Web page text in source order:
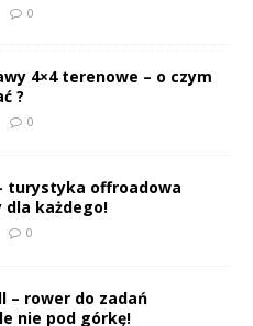
0
4×4 terenowe – o czym
?
0
turystyka offroadowa
dla każdego!
0
– rower do zadań
nie pod górkę!